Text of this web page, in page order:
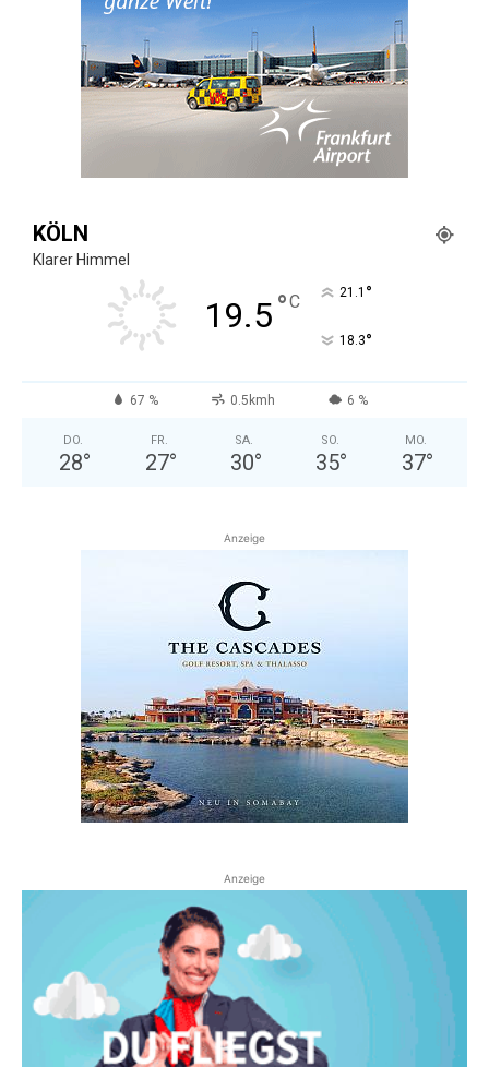
KÖLN
Klarer Himmel
19.5°C 21.1 °
18.3°
67 % 0.5kmh 6 %
DO.
28°
FR.
27°
SA.
30°
SO.
35°
MO.
37°
Anzeige
Anzeige